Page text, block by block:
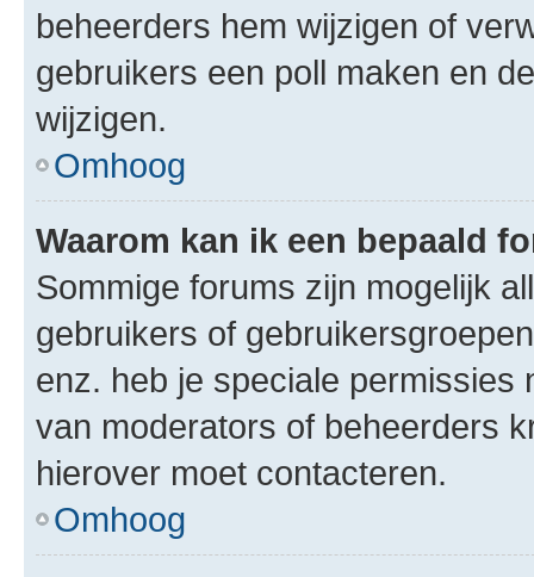
beheerders hem wijzigen of
gebruikers een poll maken en
wijzigen.
Omhoog
Waarom kan ik een bepaald
Sommige forums zijn mogelijk
gebruikers of
enz. heb je speciale permissies
van moderators of beheerders
hierover moet contacteren.
Omhoog